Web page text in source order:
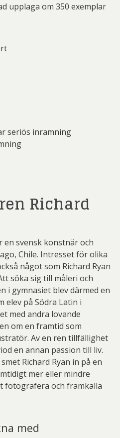
upplaga om 350 exemplar
seriös inramning
Richard
en svensk konstnär och
Chile. Intresset för olika
något som Richard Ryan
söka sig till måleri och
i gymnasiet blev därmed en
elev på Södra Latin i
med andra lovande
om en framtid som
Av en ren tillfällighet
en annan passion till liv.
Richard Ryan in på en
mer eller mindre
fotografera och framkalla
med